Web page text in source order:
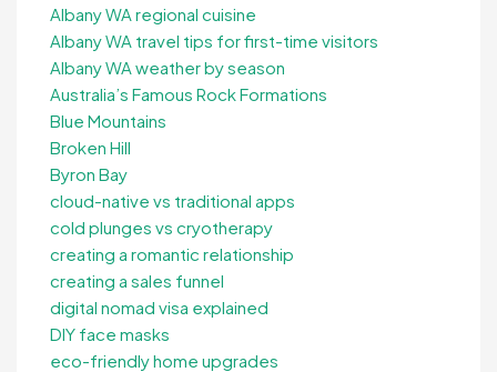
Albany WA regional cuisine
Albany WA travel tips for first-time visitors
Albany WA weather by season
Australia’s Famous Rock Formations
Blue Mountains
Broken Hill
Byron Bay
cloud-native vs traditional apps
cold plunges vs cryotherapy
creating a romantic relationship
creating a sales funnel
digital nomad visa explained
DIY face masks
eco-friendly home upgrades